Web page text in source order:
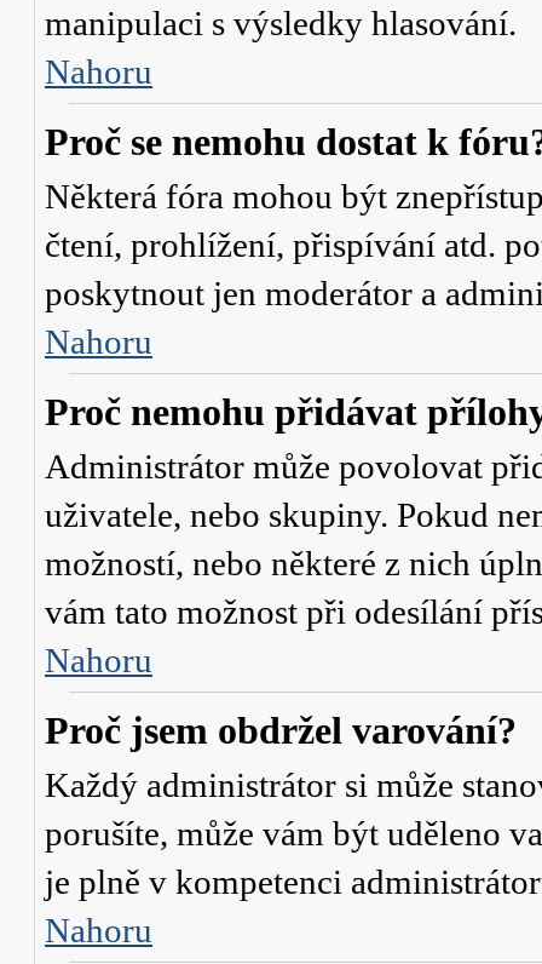
manipulaci s výsledky hlasování.
Nahoru
Proč se nemohu dostat k
Některá fóra mohou být
čtení, prohlížení, přispívání atd.
poskytnout jen moderátor a
Nahoru
Proč nemohu přidávat
Administrátor může povolovat
uživatele, nebo skupiny. Pokud
možností, nebo některé z nich
vám tato možnost při odesílání
Nahoru
Proč jsem obdržel varování?
Každý administrátor si může
porušíte, může vám být uděleno
je plně v kompetenci
Nahoru